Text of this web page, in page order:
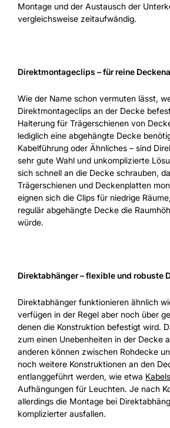
Montage und der Austausch der
vergleichsweise zeitaufwändig.
Direktmontageclips – für reine
Wie der Name schon vermuten lässt,
Direktmontageclips an der Decke
Halterung für Trägerschienen von
lediglich eine abgehängte Decke
Kabelführung oder Ähnliches – sind
sehr gute Wahl und unkomplizierte
sich schnell an die Decke schrauben,
Trägerschienen und Deckenplatten
eignen sich die Clips für niedrige
regulär abgehängte Decke die
würde.
Direktabhänger – flexible und robuste
Direktabhänger funktionieren ähnlich
verfügen in der Regel aber noch über
denen die Konstruktion befestigt wird.
zum einen Unebenheiten in der Decke
anderen können zwischen Rohdecke
noch weitere Konstruktionen an den
entlanggeführt werden, wie etwa
Aufhängungen für Leuchten. Je nach
allerdings die Montage bei
komplizierter ausfallen.